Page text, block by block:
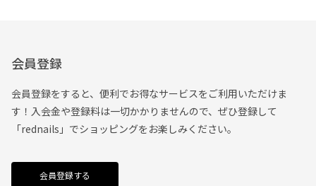
会員登録
会員登録をすると、便利でお得なサービスをご利用いただけま
す！入会金や登録料は一切かかりませんので、ぜひ登録して
「rednails」でショッピングをお楽しみください。
会員登録する